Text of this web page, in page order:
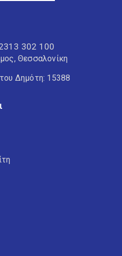
302 100
Θεσσαλονίκη
Δημότη: 15388